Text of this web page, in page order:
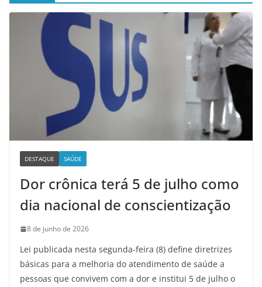
DESTAQUE SAÚDE
Dor crônica terá 5 de julho como
dia nacional de conscientização
8 de junho de 2026
Lei publicada nesta segunda-feira (8) define diretrizes
básicas para a melhoria do atendimento de saúde a
pessoas que convivem com a dor e institui 5 de julho o